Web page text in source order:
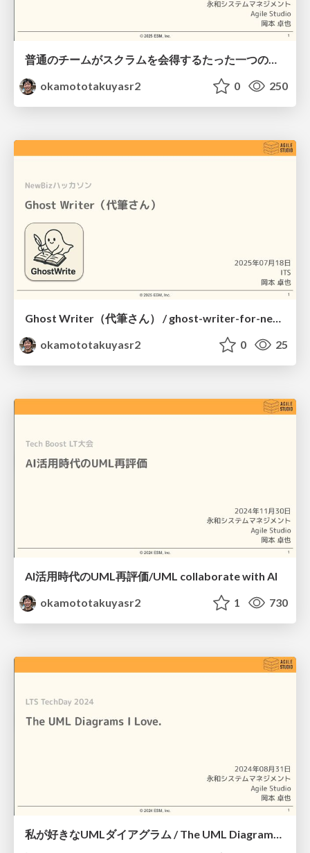
普通のチームがスクラムを会得するたった一つの冴えたやり方 / the best way to scrum
okamototakuyasr2
0 250
okamototakuyasr2
0 25
AI活用時代のUML再評価/UML collaborate with AI
okamototakuyasr2
1 730
私が好きなUMLダイアグラム / The UML Diagrams I Love.